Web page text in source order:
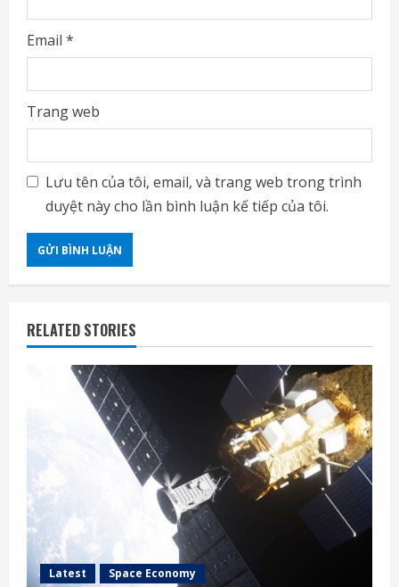
Email *
Trang web
Lưu tên của tôi, email, và trang web trong trình
duyệt này cho lần bình luận kế tiếp của tôi.
RELATED STORIES
Latest Space Economy